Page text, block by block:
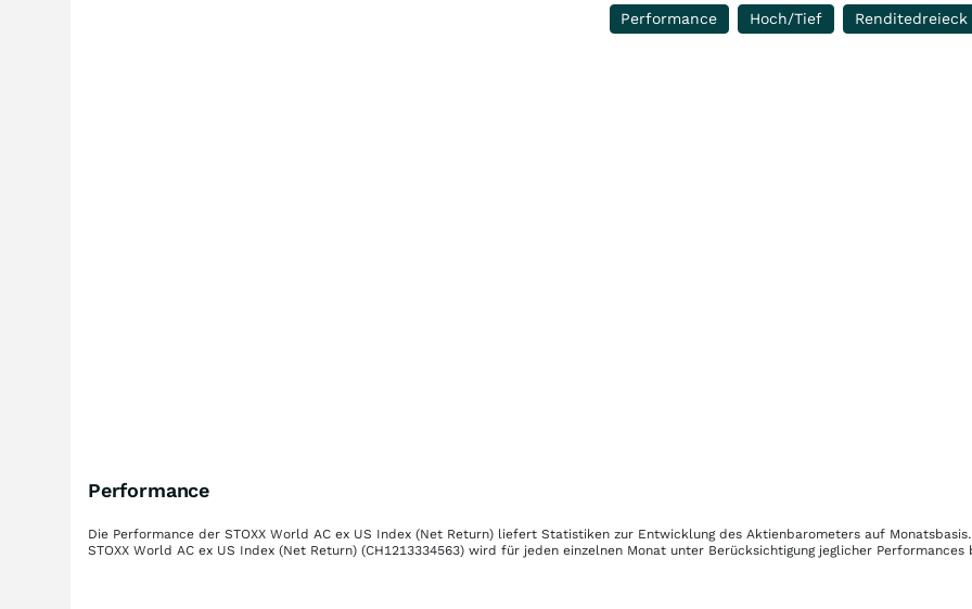
Performance Hoch/Tief Renditedreieck
Performance
Die Performance der STOXX World AC ex US Index (Net Return) liefert Statistiken zur Entwicklung des Aktienbarometers auf
STOXX World AC ex US Index (Net Return) (CH1213334563) wird für jeden einzelnen Monat unter Berücksichtigung jeglicher Performances